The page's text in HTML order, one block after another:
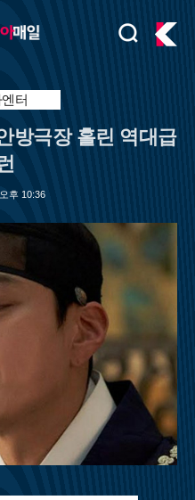
검
주
메
터
방극장 홀린 역대급
후 10:36